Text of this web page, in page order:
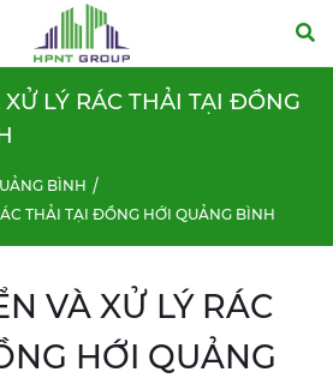
LÝ RÁC THẢI TẠI ĐỒNG
BÌNH
THẢI TẠI ĐỒNG HỚI QUẢNG BÌNH
VÀ XỬ LÝ RÁC
HỚI QUẢNG